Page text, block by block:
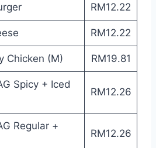
RM12.22
RM12.22
Chicken (M) RM19.81
Spicy + Iced
RM12.26
Regular +
RM12.26